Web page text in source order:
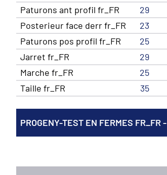
Paturons ant profil fr_FR
29
Posterieur face derr fr_FR
23
Paturons pos profil fr_FR
25
Jarret fr_FR
29
Marche fr_FR
25
Taille fr_FR
35
PROGENY-TEST EN FERMES FR_FR -